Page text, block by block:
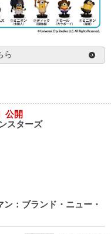
ら
公開
スターズ
：ブランド・ニュー・